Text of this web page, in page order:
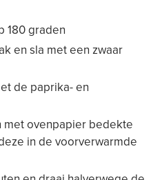
180 graden
en sla met een zwaar
de paprika- en
ovenpapier bedekte
in de voorverwarmde